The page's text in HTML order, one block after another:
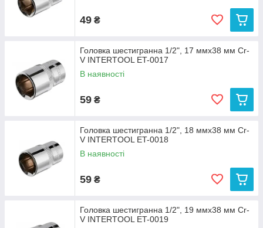
49 ₴
Головка шестигранна 1/2", 17 ммx38 мм Cr-
V INTERTOOL ET-0017
В наявності
59 ₴
Головка шестигранна 1/2", 18 ммx38 мм Cr-
V INTERTOOL ET-0018
В наявності
59 ₴
Головка шестигранна 1/2", 19 ммx38 мм Cr-
V INTERTOOL ET-0019